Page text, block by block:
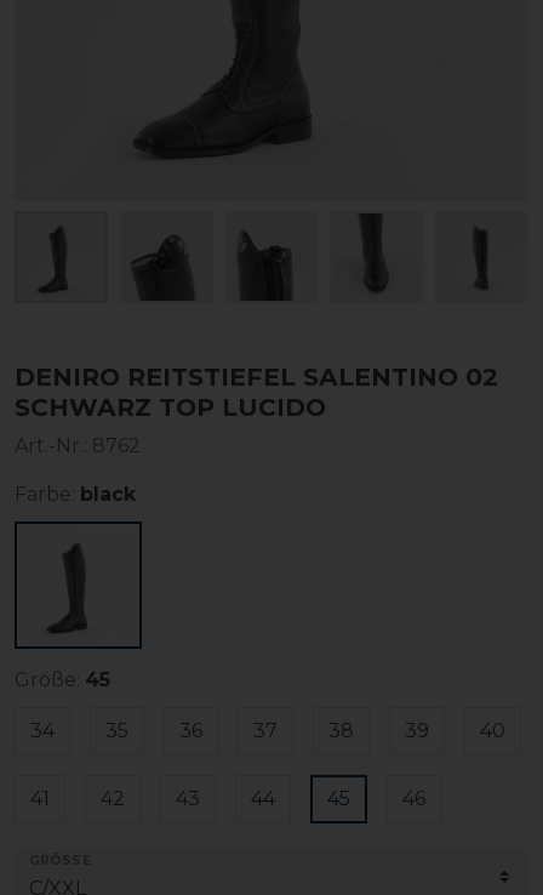
DENIRO REITSTIEFEL SALENTINO 02
SCHWARZ TOP LUCIDO
Art.-Nr.: 8762
Farbe: black
Größe: 45
34 35 36 37 38 39 40
41 42 43 44 45 46